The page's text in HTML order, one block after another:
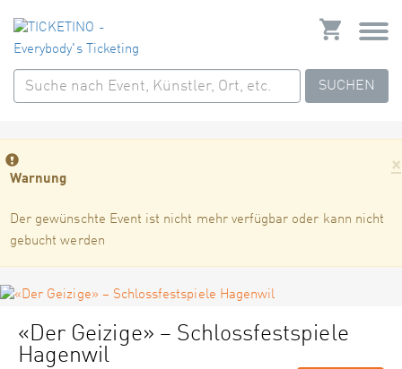
SUCHEN
×
Warnung
Der gewünschte Event ist nicht mehr verfügbar oder kann nicht
gebucht werden
«Der Geizige» – Schlossfestspiele
Hagenwil